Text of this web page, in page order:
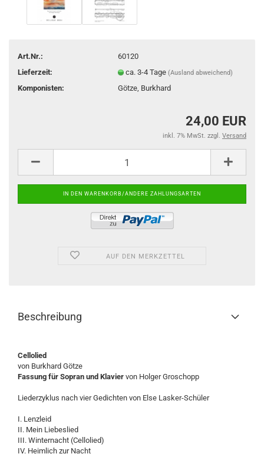
Art.Nr.:
60120
Lieferzeit:
ca. 3-4 Tage(Ausland abweichend)
Komponisten: Götze, Burkhard
24,00 EUR
inkl. 7% MwSt. zzgl. Versand
AUF DEN MERKZETTEL
Beschreibung
Cellolied
von Burkhard Götze
Fassung für Sopran und Klavier von Holger Groschopp
Liederzyklus nach vier Gedichten von Else Lasker-Schüler
I. Lenzleid
II. Mein Liebeslied
III. Winternacht (Cellolied)
IV. Heimlich zur Nacht